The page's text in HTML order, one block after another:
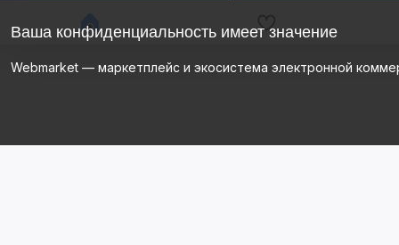
Ваша конфиденциальность имеет значение
Webmarket — маркетплейс и экосистема электронной